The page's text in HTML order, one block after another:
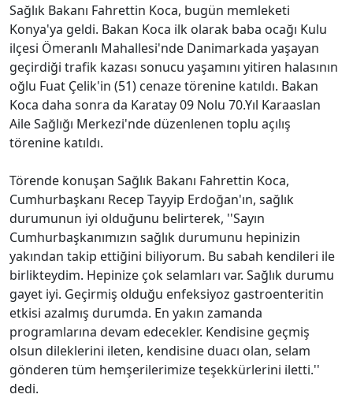
Sağlık Bakanı Fahrettin Koca, bugün memleketi
Konya'ya geldi. Bakan Koca ilk olarak baba ocağı Kulu
ilçesi Ömeranlı Mahallesi'nde Danimarkada yaşayan
geçirdiği trafik kazası sonucu yaşamını yitiren halasının
oğlu Fuat Çelik'in (51) cenaze törenine katıldı. Bakan
Koca daha sonra da Karatay 09 Nolu 70.Yıl Karaaslan
Aile Sağlığı Merkezi'nde düzenlenen toplu açılış
törenine katıldı.
Törende konuşan Sağlık Bakanı Fahrettin Koca,
Cumhurbaşkanı Recep Tayyip Erdoğan'ın, sağlık
durumunun iyi olduğunu belirterek, ''Sayın
Cumhurbaşkanımızın sağlık durumunu hepinizin
yakından takip ettiğini biliyorum. Bu sabah kendileri ile
birlikteydim. Hepinize çok selamları var. Sağlık durumu
gayet iyi. Geçirmiş olduğu enfeksiyoz gastroenteritin
etkisi azalmış durumda. En yakın zamanda
programlarına devam edecekler. Kendisine geçmiş
olsun dileklerini ileten, kendisine duacı olan, selam
gönderen tüm hemşerilerimize teşekkürlerini iletti.''
dedi.